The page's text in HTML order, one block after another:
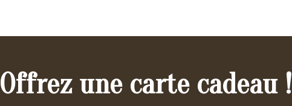
Offrez une carte cadeau !